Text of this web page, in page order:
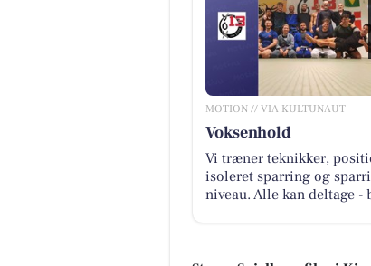
MOTION // VIA KULTUNAUT
Voksenhold
Vi træner teknikker,
isoleret sparring og
niveau. Alle kan deltage -